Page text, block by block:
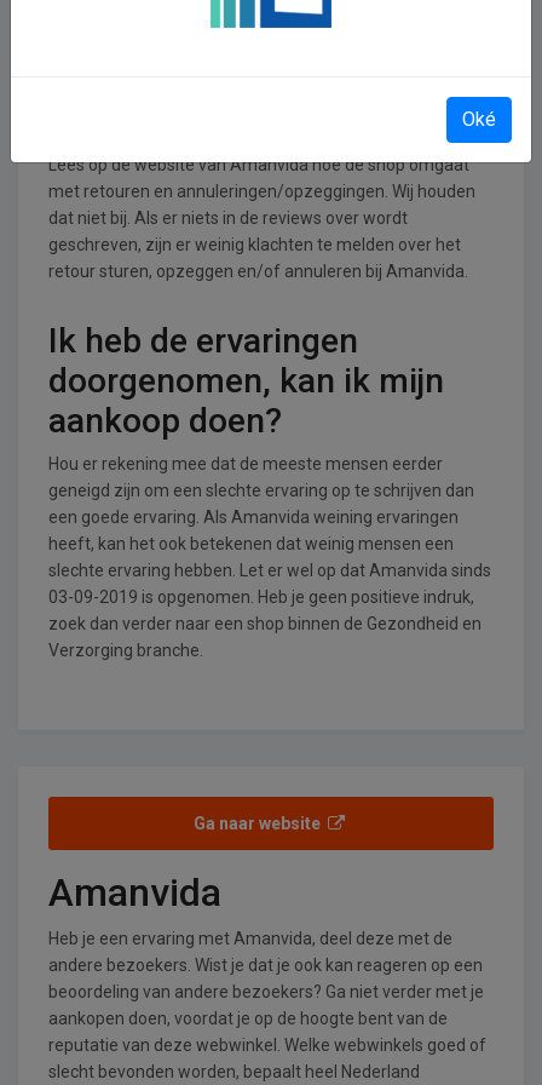
Lees op de website van Amanvida hoe de shop omgaat
met retouren en annuleringen/opzeggingen. Wij houden
dat niet bij. Als er niets in de reviews over wordt
geschreven, zijn er weinig klachten te melden over het
retour sturen, opzeggen en/of annuleren bij Amanvida.
Ik heb de ervaringen
doorgenomen, kan ik mijn
aankoop doen?
Hou er rekening mee dat de meeste mensen eerder
geneigd zijn om een slechte ervaring op te schrijven dan
een goede ervaring. Als Amanvida weining ervaringen
heeft, kan het ook betekenen dat weinig mensen een
slechte ervaring hebben. Let er wel op dat Amanvida sinds
03-09-2019 is opgenomen. Heb je geen positieve indruk,
zoek dan verder naar een shop binnen de Gezondheid en
Verzorging branche.
Ga naar website
Amanvida
Heb je een ervaring met Amanvida, deel deze met de
andere bezoekers. Wist je dat je ook kan reageren op een
beoordeling van andere bezoekers? Ga niet verder met je
aankopen doen, voordat je op de hoogte bent van de
reputatie van deze webwinkel. Welke webwinkels goed of
slecht bevonden worden, bepaalt heel Nederland
Oké